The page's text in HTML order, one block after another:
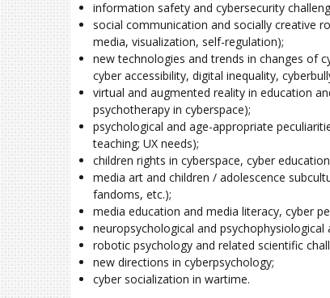
information safety and cybersecurity
social communication and socially creative
media, visualization, self-regulation);
new technologies and trends in changes of
cyber accessibility, digital inequality,
virtual and augmented reality in education
psychotherapy in cyberspace);
psychological and age-appropriate
teaching; UX needs);
children rights in cyberspace, cyber
media art and children / adolescence
fandoms, etc.);
media education and media literacy, cyber
neuropsychological and
robotic psychology and related scientific
new directions in cyberpsychology;
cyber socialization in wartime.